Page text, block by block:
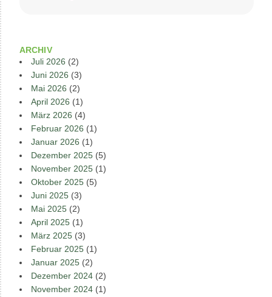
ARCHIV
Juli 2026 (2)
Juni 2026 (3)
Mai 2026 (2)
April 2026 (1)
März 2026 (4)
Februar 2026 (1)
Januar 2026 (1)
Dezember 2025 (5)
November 2025 (1)
Oktober 2025 (5)
Juni 2025 (3)
Mai 2025 (2)
April 2025 (1)
März 2025 (3)
Februar 2025 (1)
Januar 2025 (2)
Dezember 2024 (2)
November 2024 (1)